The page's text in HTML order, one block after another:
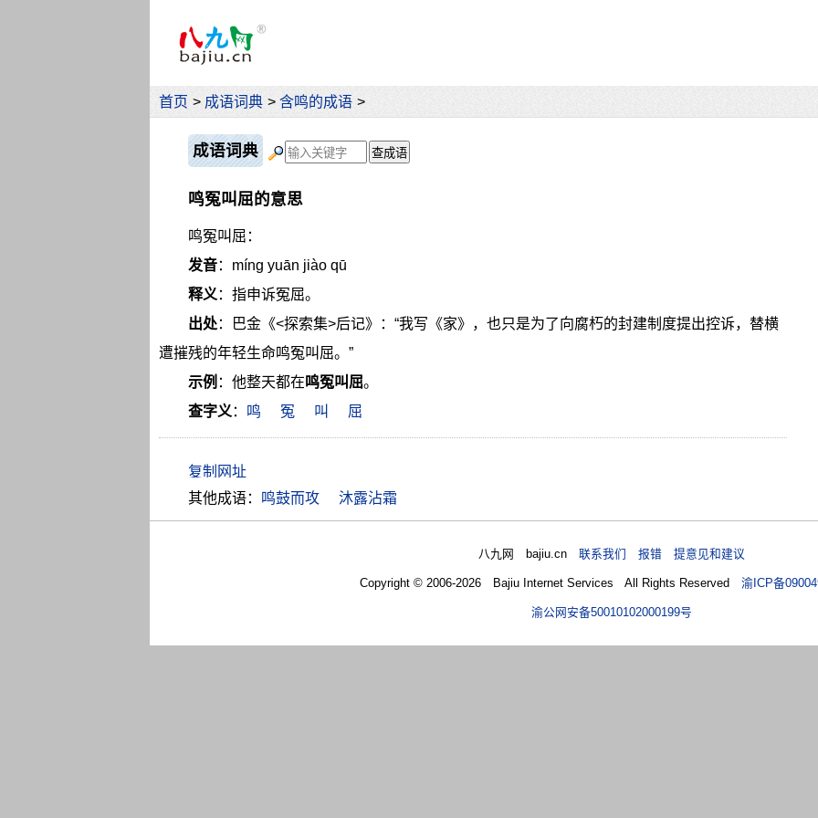
首页 > 成语词典 > 含鸣的成语 >
成语词典
鸣冤叫屈的意思
鸣冤叫屈：
发音：míng yuān jiào qū
释义 ：指申诉冤屈。
出处：巴金《<探索集>后记》：“我写《家》，也只是为了向腐朽的封建制度提出控诉，替横
遭摧残的年轻生命鸣冤叫屈。”
示例 ：他整天都在 鸣冤叫屈。
查字义 ： 鸣 冤 叫 屈
其他成语： 鸣鼓而攻 沐露沾霜
八九网 bajiu.cn联系我们 报错 提意见和建议
Copyright © 2006-2026 Bajiu Internet Services All Rights Reserved 渝ICP备
渝公网安备50010102000199号